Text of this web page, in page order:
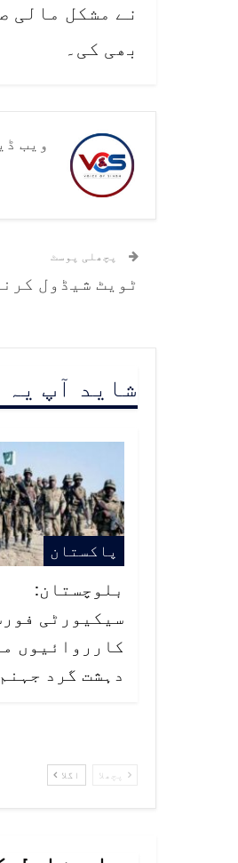
نے مشکل مالی
بھی کی۔
ویب
پچھلی پوسٹ
ٹویٹ شیڈول
شاید آپ
پاکستان
بلوچستان:
سیکیورٹی
دہشت گرد
پچھلا اگلا